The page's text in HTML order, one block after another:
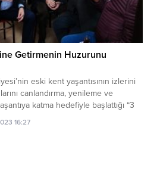
Getirmenin Huzurunu
eski kent yaşantısının izlerini
canlandırma, yenileme ve
katma hedefiyle başlattığı “3
çalışmaları devam ediyor.
çalışmalar kapsamında,
16:27